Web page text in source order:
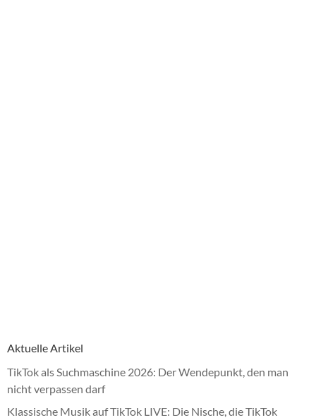
Aktuelle Artikel
TikTok als Suchmaschine 2026: Der Wendepunkt, den man
nicht verpassen darf
Klassische Musik auf TikTok LIVE: Die Nische, die TikTok